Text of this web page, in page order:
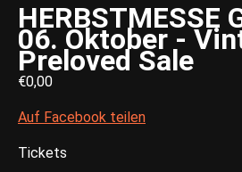
HERBSTMESSE
06. Oktober -
Preloved Sale
€0,00
Auf Facebook teilen
Tickets